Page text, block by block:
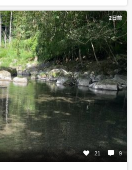
2日前
21 9